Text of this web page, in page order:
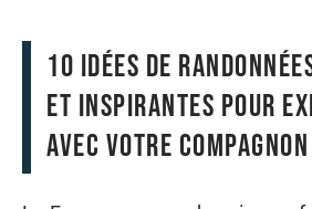
10 idées de
et inspirantes pour
avec votre compagnon